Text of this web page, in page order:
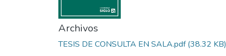
Archivos
TESIS DE CONSULTA EN SALA.pdf(38.32 KB)